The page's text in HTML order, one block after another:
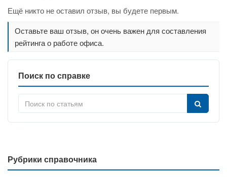
Ещё никто не оставил отзыв, вы будете первым.
Оставьте ваш отзыв, он очень важен для составления
рейтинга о работе офиса.
Поиск по справке
Рубрики справочника